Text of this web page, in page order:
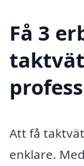
Få 3
Att få
enklare.